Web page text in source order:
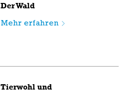
Der Wald
Mehr erfahren
Tierwohl und